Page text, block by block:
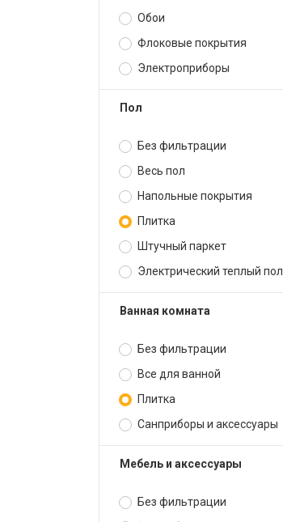
Обои
Флоковые покрытия
Электроприборы
Пол
Без фильтрации
Весь пол
Напольные покрытия
Плитка
Штучный паркет
Электрический теплый пол
Ванная комната
Без фильтрации
Все для ванной
Плитка
Санприборы и аксессуары
Мебель и аксессуары
Без фильтрации